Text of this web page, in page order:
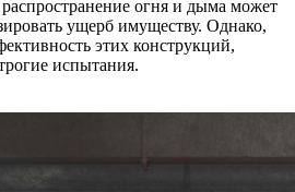
огня и дыма может
ущерб имуществу. Однако,
этих конструкций,
испытания.